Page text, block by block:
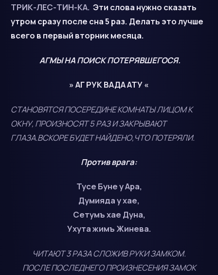
ТРИК-ЛЕС-ТИН-КА. Эти слова нужно сказать
утром сразу после сна 5 раз. Делать это лучше
всего в первый вторник месяца.
АГМЫ НА ПОИСК ПОТЕРЯВШЕГОСЯ.
» АГ РУК ВАДА АТУ «
СТАНОВЯТСЯ ПОСЕРЕДИНЕ КОМНАТЫ ЛИЦОМ К
ОКНУ, ПРОИЗНОСЯТ 5 РАЗ И ЗАКРЫВАЮТ
ГЛАЗА.ВСКОРЕ БУДЕТ НАЙДЕНО,ЧТО ПОТЕРЯЛИ.
Против врага:
Тусе Буне у Ара,
Думияда у хае,
Сетумъ хае Дуна,
Ухута жимъ Жинева.
ЧИТАЮТ 3 РАЗА СЛОЖИВ РУКИ ЗАМКОМ.
ПОСЛЕ ПОСЛЕДНЕГО ПРОИЗНЕСЕНИЯ ЗАМОК